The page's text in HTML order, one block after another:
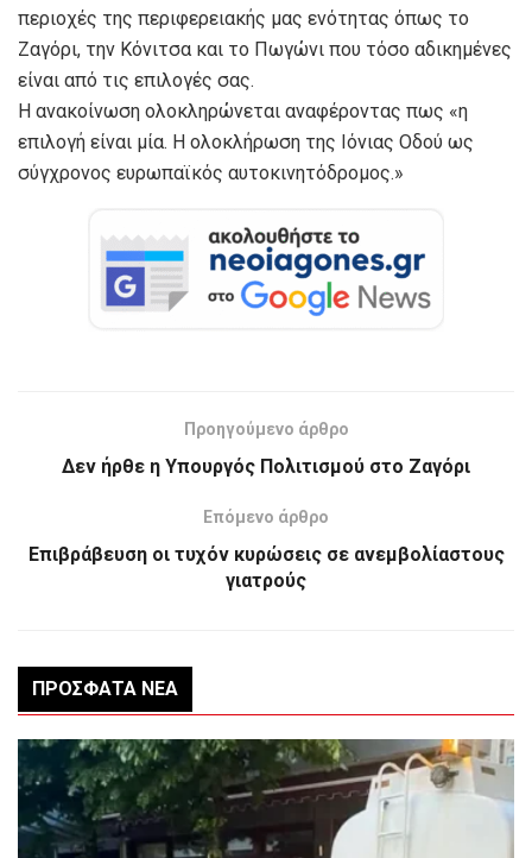
περιοχές της περιφερειακής μας ενότητας όπως το
Ζαγόρι, την Κόνιτσα και το Πωγώνι που τόσο αδικημένες
είναι από τις επιλογές σας.
Η ανακοίνωση ολοκληρώνεται αναφέροντας πως «η
επιλογή είναι μία. Η ολοκλήρωση της Ιόνιας Οδού ως
σύγχρονος ευρωπαϊκός αυτοκινητόδρομος.»
Προηγούμενο άρθρο
Δεν ήρθε η Υπουργός Πολιτισμού στο Ζαγόρι
Επόμενο άρθρο
Επιβράβευση οι τυχόν κυρώσεις σε ανεμβολίαστους
γιατρούς
ΠΡΌΣΦΑΤΑ ΝΈΑ